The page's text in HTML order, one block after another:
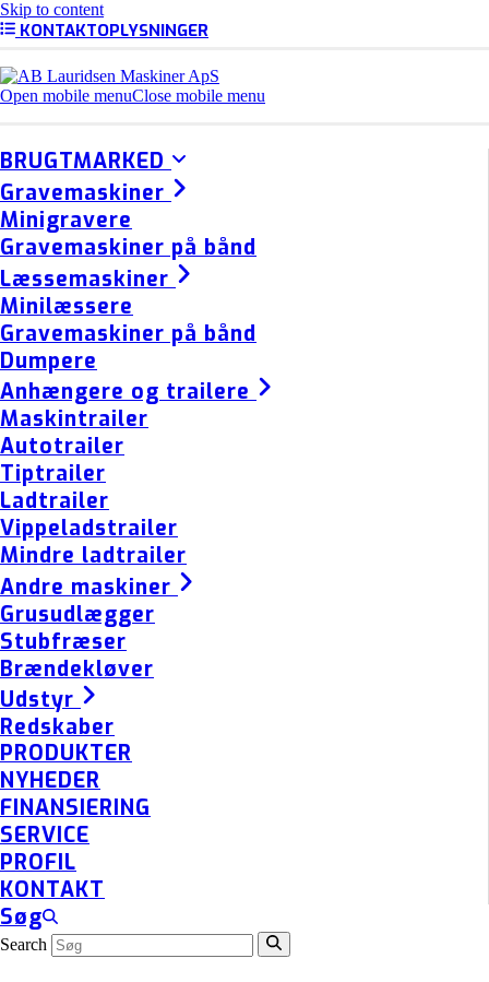
Skip to content
KONTAKTOPLYSNINGER
Open mobile menuClose mobile menu
BRUGTMARKED
Gravemaskiner
Minigravere
Gravemaskiner på bånd
Læssemaskiner
Minilæssere
Gravemaskiner på bånd
Dumpere
Anhængere og trailere
Maskintrailer
Autotrailer
Tiptrailer
Ladtrailer
Vippeladstrailer
Mindre ladtrailer
Andre maskiner
Grusudlægger
Stubfræser
Brændekløver
Udstyr
Redskaber
PRODUKTER
NYHEDER
FINANSIERING
SERVICE
PROFIL
KONTAKT
Søg
Search